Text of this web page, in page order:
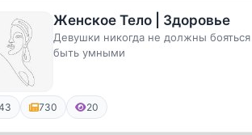
Женское Тело | Здоровье
Девушки никогда не должны бояться
быть умными
730 20